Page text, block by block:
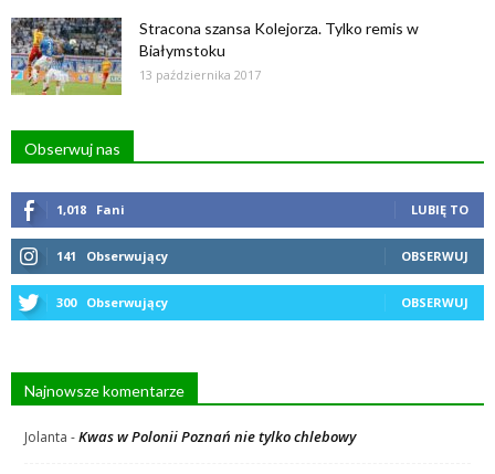
Stracona szansa Kolejorza. Tylko remis w
Białymstoku
13 października 2017
Obserwuj nas
1,018 Fani LUBIĘ TO
141 Obserwujący OBSERWUJ
300 Obserwujący OBSERWUJ
Najnowsze komentarze
Jolanta -Kwas w Polonii Poznań nie tylko chlebowy